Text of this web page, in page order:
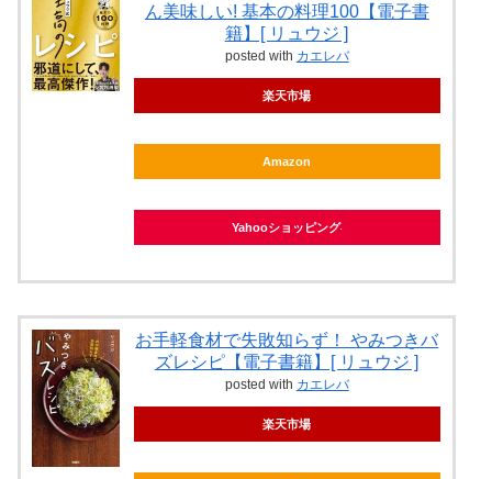
ん美味しい! 基本の料理100【電子書
籍】[ リュウジ ]
posted with カエレバ
楽天市場
Amazon
Yahooショッピング
お手軽食材で失敗知らず！ やみつきバ
ズレシピ【電子書籍】[ リュウジ ]
posted with カエレバ
楽天市場